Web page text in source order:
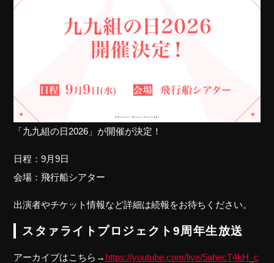
「九九組の日2026」が開催が決定！
日程：9月9日
会場：飛行船シアター
出演者やチケット情報など詳細は続報をお待ちください。
スタァライトプロジェクト9周年生放送
アーカイブはこちら→ https://youtube.com/live/5ahecT4kH_c